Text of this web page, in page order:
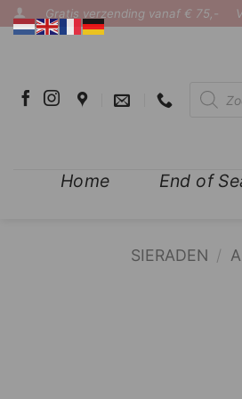
Ga
naar
Gratis verzending vanaf € 75,-
zoeken
Home End of
SIERADEN /